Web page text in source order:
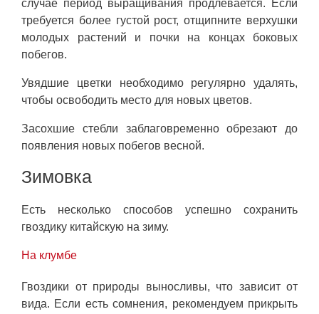
случае период выращивания продлевается. Если
требуется более густой рост, отщипните верхушки
молодых растений и почки на концах боковых
побегов.
Увядшие цветки необходимо регулярно удалять,
чтобы освободить место для новых цветов.
Засохшие стебли заблаговременно обрезают до
появления новых побегов весной.
Зимовка
Есть несколько способов успешно сохранить
гвоздику китайскую на зиму.
На клумбе
Гвоздики от природы выносливы, что зависит от
вида. Если есть сомнения, рекомендуем прикрыть